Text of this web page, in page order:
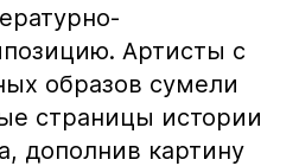
Артисты с
образов сумели
страницы истории
дополнив картину